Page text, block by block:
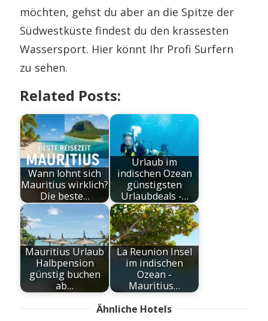
möchten, gehst du aber an die Spitze der
Südwestküste findest du den krassesten
Wassersport. Hier könnt Ihr Profi Surfern
zu sehen.
Related Posts:
Wann lohnt sich
Mauritius wirklich?
Die beste…
Urlaub im
indischen Ozean
günstigsten
Urlaubdeals -…
Mauritius Urlaub
Halbpension
günstig buchen
ab…
La Reunion Insel
im indischen
Ozean -
Mauritius…
Ähnliche Hotels